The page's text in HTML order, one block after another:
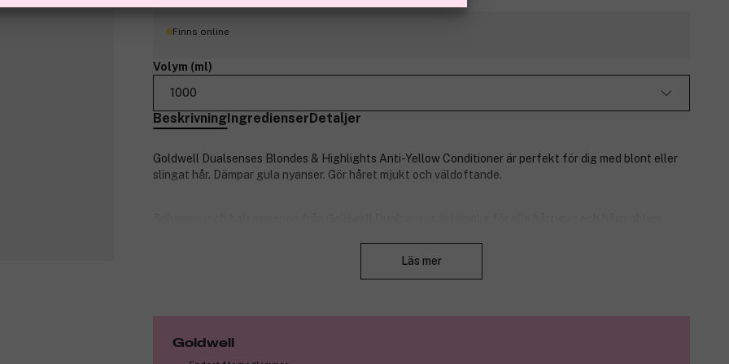
Finns online
Volym (ml)
1000
BeskrivningIngredienserDetaljer
Goldwell Dualsenses Blondes & Highlights Anti-Yellow Conditioner är perfekt för dig med blont eller
slingat hår. Dämpar gula nyanser. Gör håret mjukt och väldoftande.
Applicera i vått hår. Arbeta in i håret från öronen och ner, och skölj sedan ur.
Produktnummer:
Läs mer
Goldwell